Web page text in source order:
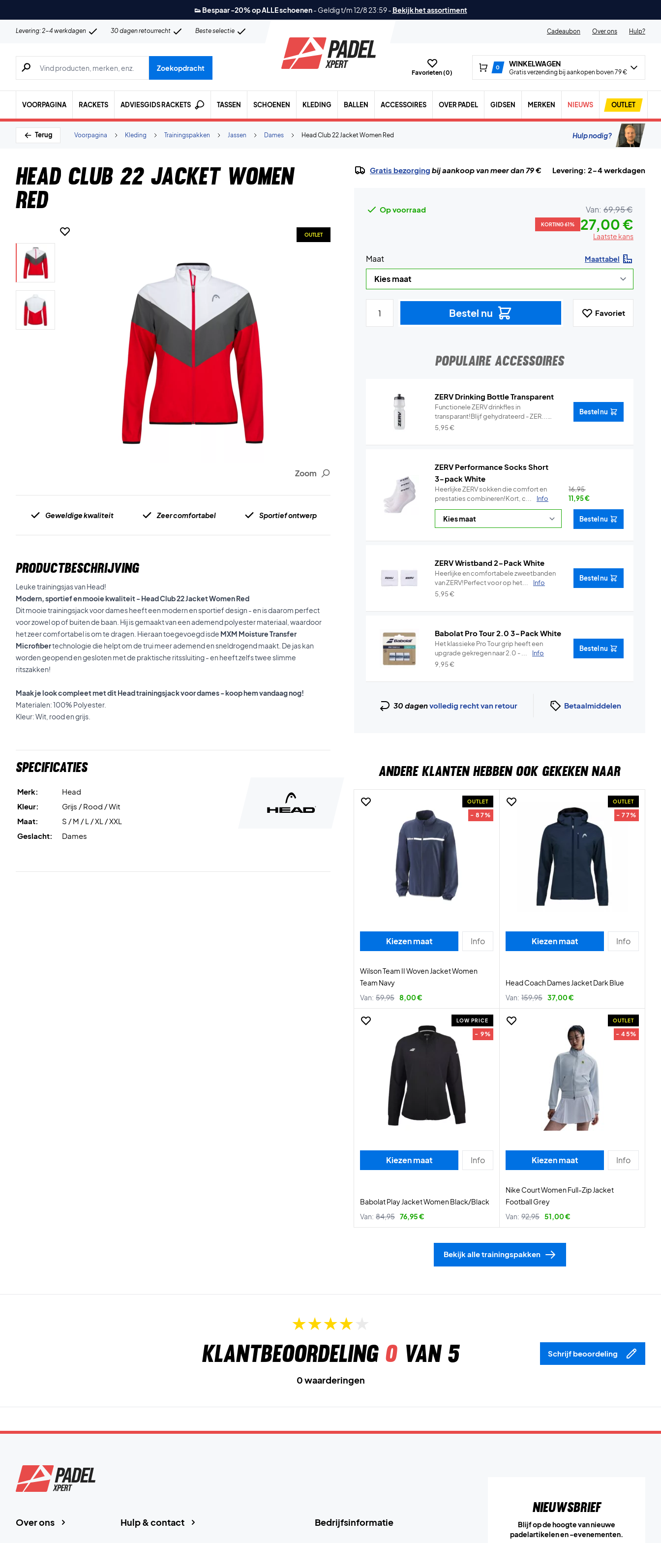
👟 Bespaar -20% op ALLE schoenen- Geldig t/m 12/8 23:59- Bekijk het assortiment
Levering: 2-4 werkdagen 30 dagen retourrecht Beste selectie Cadeaubon Over ons Hulp?
Zoeken naar producten, merken etc.
Zoekopdracht
Favorieten (0)
0 WINKELWAGEN
Gratis verzending bij aankopen boven 79 €
VOORPAGINA RACKETS ADVIESGIDS RACKETS TASSEN SCHOENEN KLEDING BALLEN ACCESSOIRES OVER PADEL GIDSEN MERKEN NIEUWS OUTLET
Terug Head Club 22 Jacket Women Red
Dames
Jassen
Trainingspakken
Kleding
Voorpagina Hulp nodig?
Head Club 22 Jacket Women
Red
Zoom
OUTLET
Geweldige kwaliteit Zeer comfortabel Sportief ontwerp
PRODUCTBESCHRIJVING
Leuke trainingsjas van Head!
Modern, sportief en mooie kwaliteit - Head Club 22 Jacket Women Red
Dit mooie trainingsjack voor dames heeft een modern en sportief design - en is daarom perfect
voor zowel op of buiten de baan. Hij is gemaakt van een ademend polyester materiaal, waardoor
het zeer comfortabel is om te dragen. Hieraantoegevoegd isde MXM Moisture Transfer
Microfibertechnologie die helpt om de trui meer ademend en sneldrogend maakt. De jas kan
worden geopend en gesloten met de praktische ritssluiting - en heeft zelfs twee slimme
ritszakken!
Maak je look compleet met dit Head trainingsjack voor dames - koop hem vandaag nog!
Materialen: 100% Polyester.
Kleur: Wit, rood en grijs.
Specificaties
Merk:
Head
Kleur:
Grijs / Rood / Wit
Maat:
S / M / L / XL / XXL
Geslacht:
Dames
Gratis bezorging bij aankoop van meer dan 79 € Levering: 2-4 werkdagen
Op voorraad Van: 69,95 €
KORTING 61% 27,00 €
Laatste kans
Maat Maattabel
Bestel nu Favoriet
POPULAIRE ACCESSOIRES
ZERV Drinking Bottle Transparent
Functionele ZERV drinkfles in
transparant!Blijf gehydrateerd - ZER...
Info
5,95€
Bestel nu
ZERV Performance Socks Short
3-pack White
Heerlijke ZERV sokken die comfort en
prestaties combineren!Kort, c...
Info
16,95
11,95€
Bestel nu
ZERV Wristband 2-Pack White
Heerlijke en comfortabele zweetbanden
van ZERV!Perfect voor op het...
Info
5,95€
Bestel nu
Babolat Pro Tour 2.0 3-Pack White
Het klassieke Pro Tour grip heeft een
upgrade gekregen naar 2.0 - ...
Info
9,95€
Bestel nu
30 dagenvolledig recht van retour Betaalmiddelen
ANDERE KLANTEN HEBBEN OOK GEKEKEN NAAR
OUTLET
- 87%
Kiezen maat Info
Wilson Team II Woven Jacket Women
Team Navy
Van: 59,95 8,00 €
OUTLET
- 77%
Kiezen maat Info
Head Coach Dames Jacket Dark Blue
Van: 159,95 37,00 €
LOW PRICE
- 9%
Kiezen maat Info
Babolat Play Jacket Women Black/Black
Van: 84,95 76,95 €
OUTLET
- 45%
Kiezen maat Info
Nike Court Women Full-Zip Jacket
Football Grey
Van: 92,95 51,00 €
Bekijk alle trainingspakken
Klantbeoordeling 0van 5 Schrijf beoordeling
0 waarderingen
Bedrijfsinformatie
Hulp & contact
Over ons
Nieuwsbrief
Blijf op de hoogte van nieuwe
padelartikelen en -evenementen.